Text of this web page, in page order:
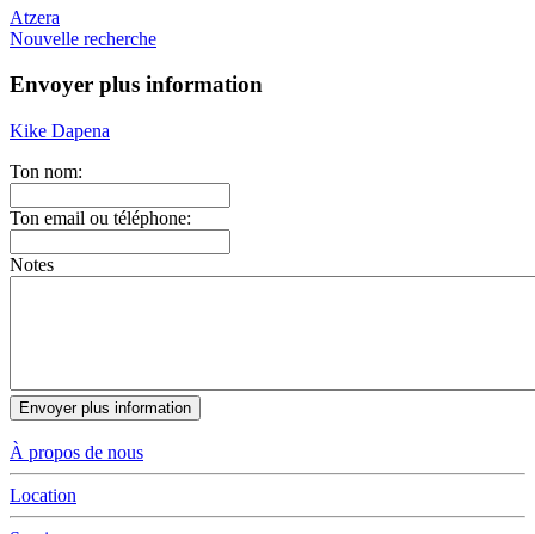
Atzera
Nouvelle recherche
Envoyer plus information
Kike Dapena
Ton nom:
Ton email ou téléphone:
Notes
À propos de nous
Location